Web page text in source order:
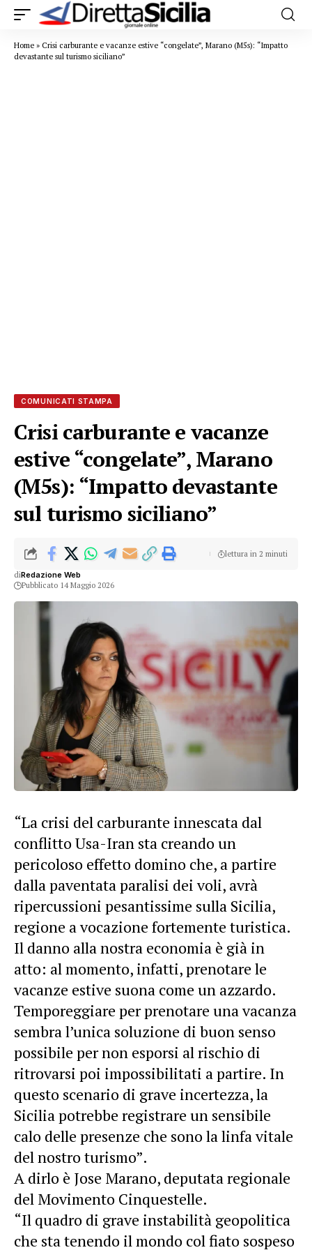
Home » Crisi carburante e vacanze estive “congelate”, Marano (M5s): “Impatto
devastante sul turismo siciliano”
COMUNICATI STAMPA
Crisi carburante e vacanze
estive “congelate”, Marano
(M5s): “Impatto devastante
sul turismo siciliano”
diRedazione Web
Pubblicato 14 Maggio 2026
lettura in 2 minuti
“La crisi del carburante innescata dal
conflitto Usa-Iran sta creando un
pericoloso effetto domino che, a partire
dalla paventata paralisi dei voli, avrà
ripercussioni pesantissime sulla Sicilia,
regione a vocazione fortemente turistica.
Il danno alla nostra economia è già in
atto: al momento, infatti, prenotare le
vacanze estive suona come un azzardo.
Temporeggiare per prenotare una vacanza
sembra l’unica soluzione di buon senso
possibile per non esporsi al rischio di
ritrovarsi poi impossibilitati a partire. In
questo scenario di grave incertezza, la
Sicilia potrebbe registrare un sensibile
calo delle presenze che sono la linfa vitale
del nostro turismo”.
A dirlo è Jose Marano, deputata regionale
del Movimento Cinquestelle.
“Il quadro di grave instabilità geopolitica
che sta tenendo il mondo col fiato sospeso